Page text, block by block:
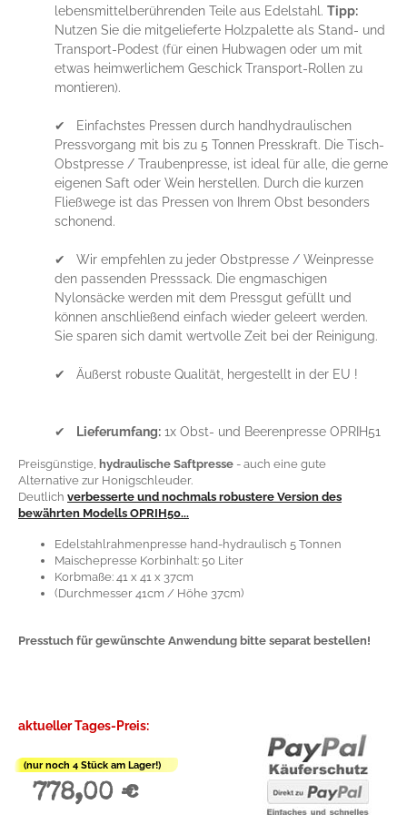
lebensmittelberührenden Teile aus Edelstahl. Tipp:
Nutzen Sie die mitgelieferte Holzpalette als Stand- und
Transport-Podest (für einen Hubwagen oder um mit
etwas heimwerlichem Geschick Transport-Rollen zu
montieren).
✔ Einfachstes Pressen durch handhydraulischen
Pressvorgang mit bis zu 5 Tonnen Presskraft. Die Tisch-
Obstpresse / Traubenpresse, ist ideal für alle, die gerne
eigenen Saft oder Wein herstellen. Durch die kurzen
Fließwege ist das Pressen von Ihrem Obst besonders
schonend.
✔ Wir empfehlen zu jeder Obstpresse / Weinpresse
den passenden Presssack. Die engmaschigen
Nylonsäcke werden mit dem Pressgut gefüllt und
können anschließend einfach wieder geleert werden.
Sie sparen sich damit wertvolle Zeit bei der Reinigung.
✔ Äußerst robuste Qualität, hergestellt in der EU !
✔ Lieferumfang: 1x Obst- und Beerenpresse OPRIH51
Preisgünstige, hydraulische Saftpresse - auch eine gute
Alternative zur Honigschleuder.
Deutlich verbesserte und nochmals robustere Version des
bewährten Modells OPRIH50...
Edelstahlrahmenpresse hand-hydraulisch 5 Tonnen
Maischepresse Korbinhalt: 50 Liter
Korbmaße: 41 x 41 x 37cm
(Durchmesser 41cm / Höhe 37cm)
Presstuch für gewünschte Anwendung bitte separat bestellen!
aktueller Tages-Preis:
(nur noch 4 Stück am Lager!)
778,00 €